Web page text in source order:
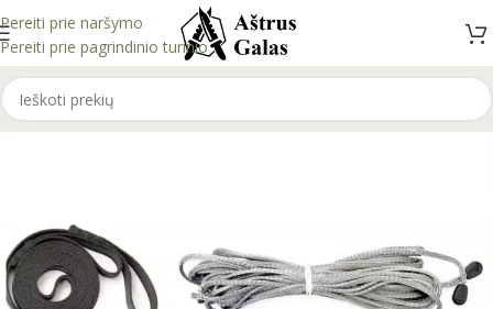
Pereiti prie naršymo
Pereiti prie pagrindinio turinio